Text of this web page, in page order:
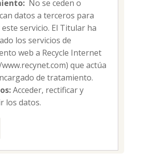
No se ceden o
datos a terceros para
servicio. El Titular ha
los servicios de
web a Recycle Internet
que actúa
de tratamiento.
Acceder, rectificar y
los datos.